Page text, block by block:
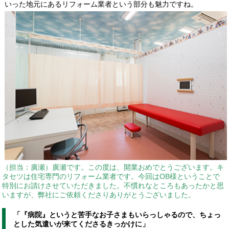
いった地元にあるリフォーム業者という部分も魅力ですね。
（担当：廣瀬）廣瀬です。この度は、開業おめでとうございます。キ
タセツは住宅専門のリフォーム業者です。今回はOB様ということで
特別にお請けさせていただきました。不慣れなところもあったかと思
いますが、弊社にご依頼くださりありがとうございました。
「『病院』というと苦手なお子さまもいらっしゃるので、ちょっ
とした気遣いが来てくださるきっかけに」